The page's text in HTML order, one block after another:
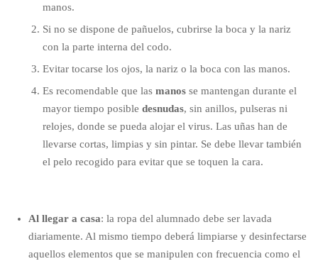
manos.
Si no se dispone de pañuelos, cubrirse la boca y la nariz
con la parte interna del codo.
Evitar tocarse los ojos, la nariz o la boca con las manos.
Es recomendable que las manos se mantengan durante el
mayor tiempo posible desnudas, sin anillos, pulseras ni
relojes, donde se pueda alojar el virus. Las uñas han de
llevarse cortas, limpias y sin pintar. Se debe llevar también
el pelo recogido para evitar que se toquen la cara.
Al llegar a casa: la ropa del alumnado debe ser lavada
diariamente. Al mismo tiempo deberá limpiarse y desinfectarse
aquellos elementos que se manipulen con frecuencia como el